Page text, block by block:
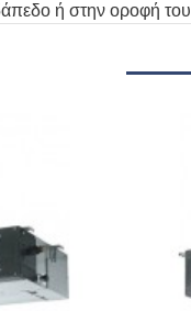
ή στην οροφή